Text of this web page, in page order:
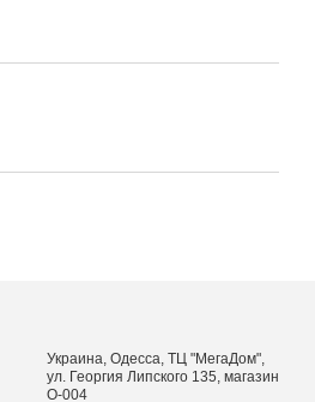
Украина, Одесса, ТЦ "МегаДом",
ул. Георгия Липского 135, магазин
O-004